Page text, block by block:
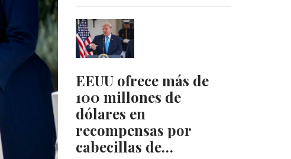
EEUU ofrece más de
100 millones de
dólares en
recompensas por
cabecillas de…